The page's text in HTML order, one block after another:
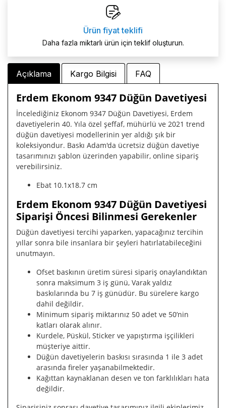
Ürün fiyat teklifi
Daha fazla miktarlı ürün için teklif oluşturun.
Açıklama Kargo Bilgisi FAQ
Erdem Ekonom 9347 Düğün Davetiyesi
İncelediğiniz Ekonom 9347 Düğün Davetiyesi, Erdem
davetiyelerin 40. Yıla özel şeffaf, mühürlü ve 2021 trend
düğün davetiyesi modellerinin yer aldığı şık bir
koleksiyondur. Baskı Adam'da ücretsiz düğün davetiye
tasarımınızı şablon üzerinden yapabilir, online sipariş
verebilirsiniz.
Ebat 10.1x18.7 cm
Erdem Ekonom 9347 Düğün Davetiyesi
Siparişi Öncesi Bilinmesi Gerekenler
Düğün davetiyesi tercihi yaparken, yapacağınız tercihin
yıllar sonra bile insanlara bir şeyleri hatırlatabileceğini
unutmayın.
Ofset baskının üretim süresi sipariş onaylandıktan
sonra maksimum 3 iş günü, Varak yaldız
baskılarında bu 7 iş günüdür. Bu sürelere kargo
dahil değildir.
Minimum sipariş miktarınız 50 adet ve 50’nin
katları olarak alınır.
Kurdele, Püskül, Sticker ve yapıştırma işçilikleri
müşteriye aittir.
Düğün davetiyelerin baskısı sırasında 1 ile 3 adet
arasında fireler yaşanabilmektedir.
Kağıttan kaynaklanan desen ve ton farklılıkları hata
değildir.